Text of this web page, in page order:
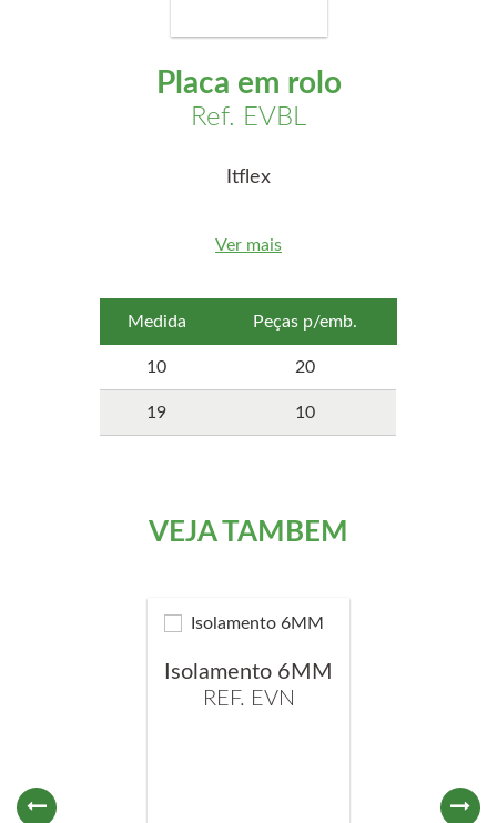
Placa em rolo
Ref. EVBL
Itflex
Ver mais
Medida Peças p/emb.
10 20
19 10
VEJA TAMBÉM
Isolamento 6MM
REF. EVN